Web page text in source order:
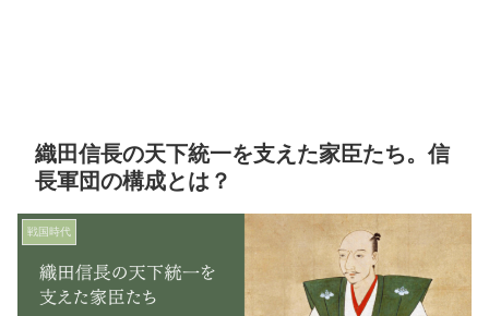
織田信長の天下統一を支えた家臣たち。信
長軍団の構成とは？
戦国時代